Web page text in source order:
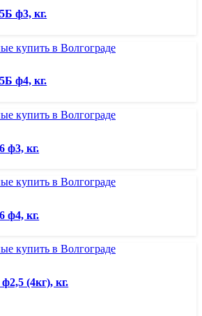
ф3, кг.
ф4, кг.
ф3, кг.
ф4, кг.
(4кг), кг.